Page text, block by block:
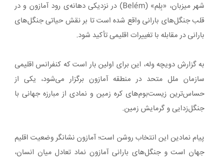
شهر میزبان، «بِلِم» (Belém) در نزدیکی دهانه‌ی رود آمازون و در
قلب جنگل‌های بارانی واقع شده است تا بر نقش حیاتی جنگل‌های
بارانی در مقابله با تغییرات اقلیمی تأکید شود.
به گزارش دویچه وله، این برای اولین بار است که کنفرانس اقلیمی
سازمان ملل متحد در منطقه آمازون برگزار می‌شود، یکی از
حساس‌ترین زیست‌بوم‌های کره زمین و نمادی از مبارزه جهانی با
جنگل‌زدایی و گرمایش زمین.
پیام نمادین این انتخاب روشن است؛ آمازون نشانگر وضعیت اقلیم
جهان است و جنگل‌های بارانی آمازون نماد تعادل میان انسان،